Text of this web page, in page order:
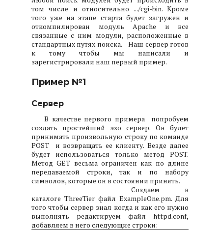
том числе и относительно .../cgi-bin. Кроме
того уже на этапе старта будет загружен и
откомпилирован модуль Apache и все
связанные с ним модули, расположенные в
стандартных путях поиска.Наш сервер готов
к тому чтобы мы написали и
зарегистрировали наш первый пример.
Пример №1
Сервер
В качестве первого примера попробуем
создать простейший эхо сервер. Он будет
принимать произвольную строку по команде
POST и возвращать ее клиенту. Везде далее
будет использоваться только метод POST.
Метод GET весьма ограничен как по длине
передаваемой строки, так и по набору
символов, которые он в состоянии принять.
Создаем в
каталоге ThreeTier файл ExampleOne.pm. Для
того чтобы сервер знал когда и как его нужно
выполнять редактируем файл httpd.conf,
добавляем в него следующие строки: